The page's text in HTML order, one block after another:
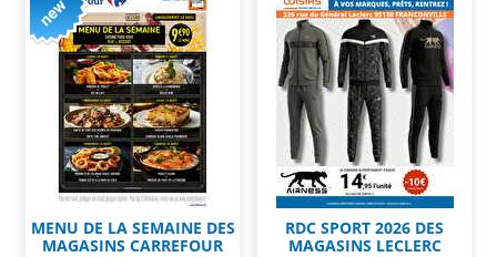
MENU DE LA SEMAINE DES
MAGASINS CARREFOUR
RDC SPORT 2026 DES
MAGASINS LECLERC